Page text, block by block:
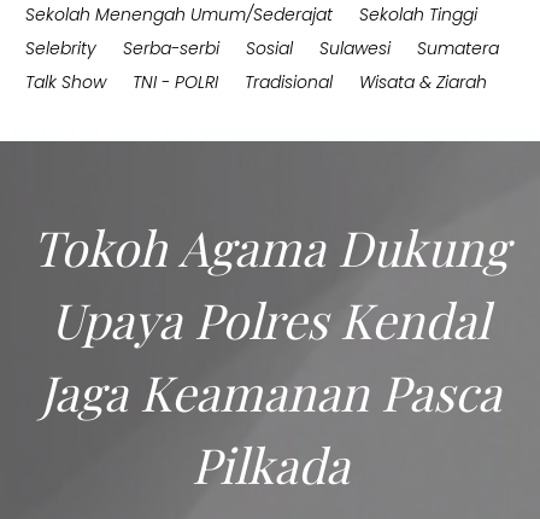
Sekolah Menengah Umum/Sederajat
Sekolah Tinggi
Selebrity
Serba-serbi Sosial Sulawesi
Sumatera
Talk Show
TNI - POLRI Tradisional Wisata & Ziarah
Tokoh Agama Dukung
Upaya Polres Kendal
Jaga Keamanan Pasca
Pilkada